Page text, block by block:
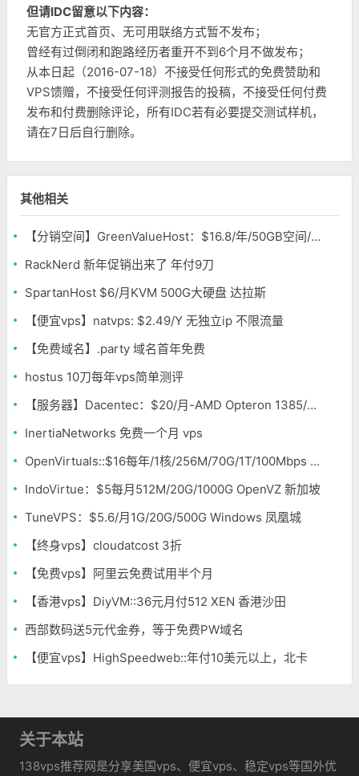
但请IDC留意以下内容：
无官方正式首页、无可用联络方式暂不发布；
曾经有过倒闭和跑路经历者重开不到6个月不做发布；
从本日起（2016-07-18）不接受任何形式的免费赞助和
VPS馈赠，不接受任何评测报告的投稿，不接受任何付费
发布和付费删除评论，所有IDC若有必要提交测试样机，
请在7日后自行删除。
其他相关
【分销空间】GreenValueHost：$16.8/年/50GB空间/75TB流量/无限独立IP/SSL/纽约
RackNerd 新年促销出来了 年付9刀
SpartanHost $6/月KVM 500G大硬盘 达拉斯
【便宜vps】natvps: $2.49/Y 无独立ip 不限流量
【免费域名】.party 域名首年免费
hostus 10刀每年vps简单测评
【服务器】Dacentec：$20/月-AMD Opteron 1385/8GB/2TB*2/10TB 北卡
InertiaNetworks 免费一个月 vps
OpenVirtuals::$16每年/1核/256M/70G/1T/100Mbps openvz 达拉斯
IndoVirtue：$5每月512M/20G/1000G OpenVZ 新加坡
TuneVPS：$5.6/月1G/20G/500G Windows 凤凰城
【终身vps】cloudatcost 3折
【免费vps】阿里云免费试用半个月
【香港vps】DiyVM::36元月付512 XEN 香港沙田
西部数码送5元代金券，等于免费PW域名
【便宜vps】HighSpeedweb::年付10美元以上，北卡
关于本站
138vps推荐网是分享美国vps、便宜vps、稳定vps等国外优